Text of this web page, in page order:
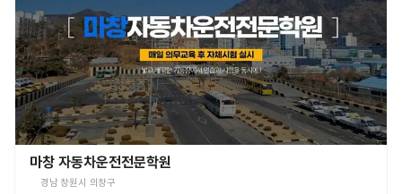
마창 자동차운전전문학원
경남 창원시 의창구